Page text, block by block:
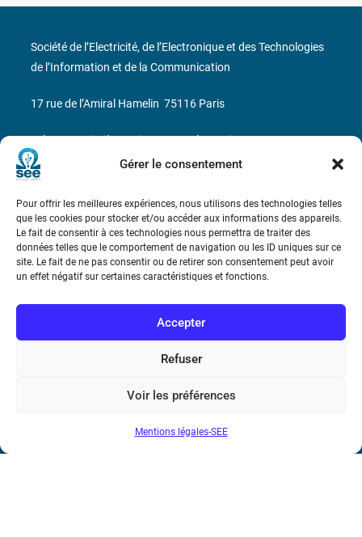
Gérer le consentement
Pour offrir les meilleures expériences, nous utilisons des technologies telles
que les cookies pour stocker et/ou accéder aux informations des appareils.
Le fait de consentir à ces technologies nous permettra de traiter des
données telles que le comportement de navigation ou les ID uniques sur ce
site. Le fait de ne pas consentir ou de retirer son consentement peut avoir
un effet négatif sur certaines caractéristiques et fonctions.
Accepter
Refuser
Voir les préférences
Mentions légales-SEE
Bicentenaire des découvertes d’André-
Marie Ampère
Conditions Générales de Vente
Société de l’Electricité, de l’Electronique et des Technologies
de l’Information et de la Communication
17 rue de l’Amiral Hamelin 75116 Paris
Métro : « Boissière » Ligne 6 et « Iéna » Ligne 9
Téléphone : (+33) 1 56 90 37 17
N° de SIREN : 785 393 232, Code APE : 9412Z TVA intra-
communautaire : FR44 785 393 232